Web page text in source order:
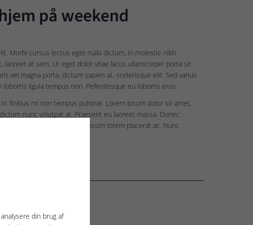
på weekend
Morbi cursus lectus eget nulla dictum, in molestie nibh
at sem. Ut eget dolor vitae lacus ullamcorper porta sit
vel magna porta, dictum sapien at, scelerisque elit. Sed varius
lobortis ligula tempus non. Pellentesque eu lobortis eros.
finibus mi non tempus pulvinar. Lorem ipsum dolor sit amet,
nunc volutpat at. Praesent eu laoreet massa. Donec
egestas nisi felis, ac dignissim lorem placerat ac. Nunc
din brug af